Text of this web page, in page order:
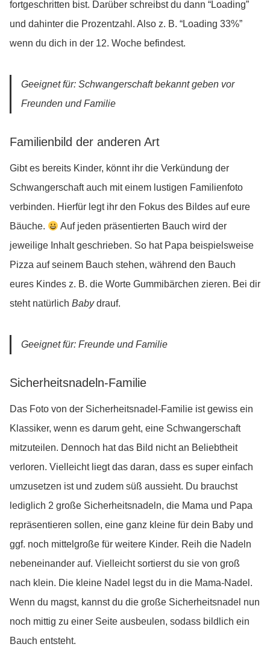
fortgeschritten bist. Darüber schreibst du dann “Loading”
und dahinter die Prozentzahl. Also z. B. “Loading 33%”
wenn du dich in der 12. Woche befindest.
Geeignet für: Schwangerschaft bekannt geben vor
Freunden und Familie
Familienbild der anderen Art
Gibt es bereits Kinder, könnt ihr die Verkündung der
Schwangerschaft auch mit einem lustigen Familienfoto
verbinden. Hierfür legt ihr den Fokus des Bildes auf eure
Bäuche.
Auf jeden präsentierten Bauch wird der
jeweilige Inhalt geschrieben. So hat Papa beispielsweise
Pizza auf seinem Bauch stehen, während den Bauch
eures Kindes z. B. die Worte Gummibärchen zieren. Bei dir
steht natürlich Babydrauf.
Geeignet für: Freunde und Familie
Sicherheitsnadeln-Familie
Das Foto von der Sicherheitsnadel-Familie ist gewiss ein
Klassiker, wenn es darum geht, eine Schwangerschaft
mitzuteilen. Dennoch hat das Bild nicht an Beliebtheit
verloren. Vielleicht liegt das daran, dass es super einfach
umzusetzen ist und zudem süß aussieht. Du brauchst
lediglich 2 große Sicherheitsnadeln, die Mama und Papa
repräsentieren sollen, eine ganz kleine für dein Baby und
ggf. noch mittelgroße für weitere Kinder. Reih die Nadeln
nebeneinander auf. Vielleicht sortierst du sie von groß
nach klein. Die kleine Nadel legst du in die Mama-Nadel.
Wenn du magst, kannst du die große Sicherheitsnadel nun
noch mittig zu einer Seite ausbeulen, sodass bildlich ein
Bauch entsteht.